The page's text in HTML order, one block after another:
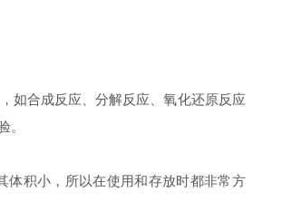
如合成反应、分解反应、氧化还原反应
。
积小，所以在使用和存放时都非常方